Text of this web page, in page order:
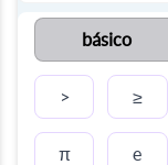
básico
> ≥
π e